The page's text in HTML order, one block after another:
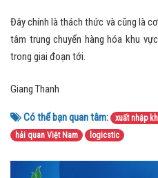
Đây chính là thách thức và cũng là
tâm trung chuyển hàng hóa khu
trong giai đoạn tới.
Giang Thanh
Có thể bạn quan tâm: xuất nhập
hải quan Việt Nam
logicstic